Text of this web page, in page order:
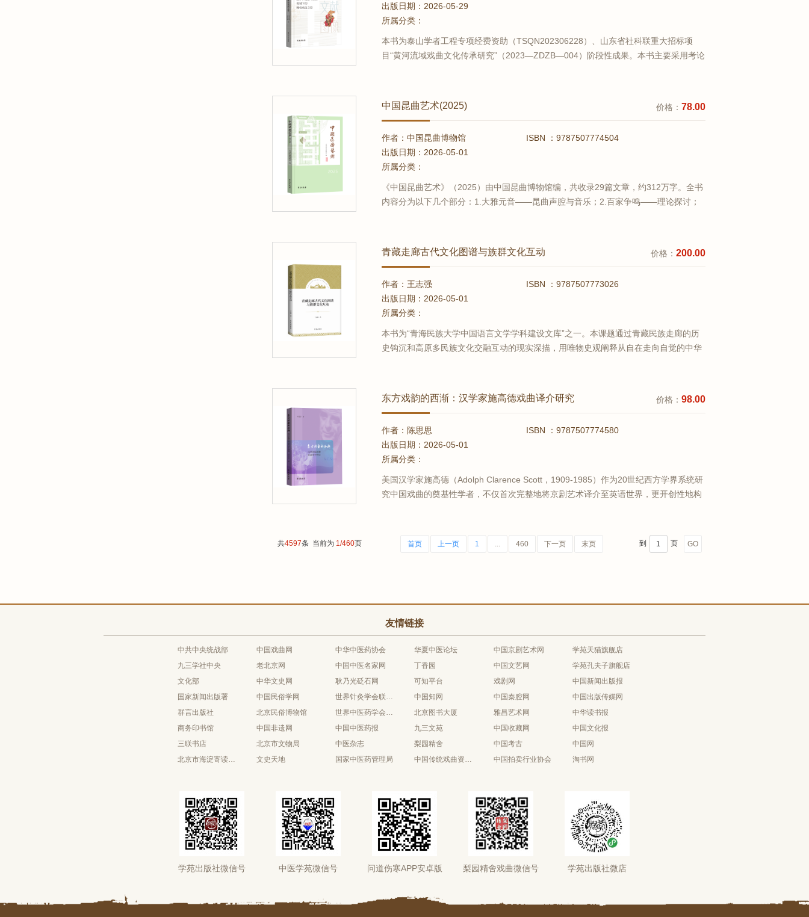
出版日期：2026-05-29
所属分类：
本书为泰山学者工程专项经费资助（TSQN202306228）、山东省社科联重大招标项
目“黄河流域戏曲文化传承研究”（2023—ZDZB—004）阶段性成果。本书主要采用考论
基于此，首先从...
价格： 78.00
中国昆曲艺术(2025)
作者：中国昆曲博物馆
ISBN ：9787507774504
出版日期：2026-05-01
所属分类：
《中国昆曲艺术》（2025）由中国昆曲博物馆编，共收录29篇文章，约312万字。全书
内容分为以下几个部分：1.大雅元音——昆曲声腔与音乐；2.百家争鸣——理论探讨；
总监周友良的音乐...
价格： 200.00
青藏走廊古代文化图谱与族群文化互动
作者：王志强
ISBN ：9787507773026
出版日期：2026-05-01
所属分类：
本书为“青海民族大学中国语言文学学科建设文库”之一。本课题通过青藏民族走廊的历
史钩沉和高原多民族文化交融互动的现实深描，用唯物史观阐释从自在走向自觉的中华
廊”自然与人文环境综述。第二章...
价格： 98.00
东方戏韵的西渐：汉学家施高德戏曲译介研究
作者：陈思思
ISBN ：9787507774580
出版日期：2026-05-01
所属分类：
美国汉学家施高德（Adolph Clarence Scott，1909-1985）作为20世纪西方学界系统研
究中国戏曲的奠基性学者，不仅首次完整地将京剧艺术译介至英语世界，更开创性地构
共4597条 当前为 1/460页 首页 上一页 1 460 下一页 末页 到 页 GO
友情链接
中共中央统战部
九三学社中央
文化部
国家新闻出版署
群言出版社
商务印书馆
三联书店
北京市海淀寄读学校
中国戏曲网
老北京网
中华文史网
中国民俗学网
北京民俗博物馆
中国非遗网
北京市文物局
文史天地
中华中医药协会
中国中医名家网
耿乃光砭石网
中国中医药报
中医杂志
国家中医药管理局
华夏中医论坛
丁香园
可知平台
中国知网
北京图书大厦
九三文苑
梨园精舍
中国京剧艺术网
中国文艺网
戏剧网
中国秦腔网
雅昌艺术网
中国收藏网
中国考古
中国拍卖行业协会
学苑天猫旗舰店
学苑孔夫子旗舰店
中国新闻出版报
中国出版传媒网
中华读书报
中国文化报
中国网
淘书网
学苑出版社微信号 中医学苑微信号 问道伤寒APP安卓版 梨园精舍戏曲微信号 学苑出版社微店